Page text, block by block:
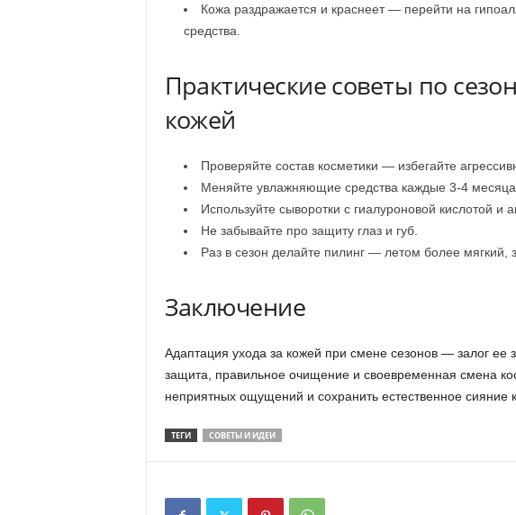
Кожа раздражается и краснеет — перейти на
средства.
Практические советы по
кожей
Проверяйте состав косметики — избегайте
Меняйте увлажняющие средства каждые 3-4 месяца
Используйте сыворотки с гиалуроновой кислотой и
Не забывайте про защиту глаз и губ.
Раз в сезон делайте пилинг — летом более
Заключение
Адаптация ухода за кожей при смене сезонов — залог ее
защита, правильное очищение и своевременная смена
неприятных ощущений и сохранить естественное сияние
ТЕГИ СОВЕТЫ И ИДЕИ